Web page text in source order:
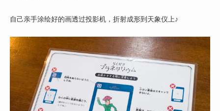
自己亲手涂绘好的画透过投影机，折射成形到天象仪上♪